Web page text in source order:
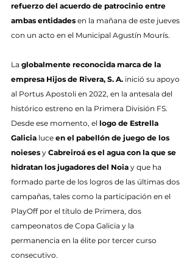
refuerzo del acuerdo de patrocinio entre
ambas entidades en la mañana de este jueves
con un acto en el Municipal Agustín Mourís.
La globalmente reconocida marca de la
empresa Hijos de Rivera, S. A. inició su apoyo
al Portus Apostoli en 2022, en la antesala del
histórico estreno en la Primera División FS.
Desde ese momento, el logo de Estrella
Galicia luce en el pabellón de juego de los
noieses y Cabreiroá es el agua con la que se
hidratan los jugadores del Noia y que ha
formado parte de los logros de las últimas dos
campañas, tales como la participación en el
PlayOff por el título de Primera, dos
campeonatos de Copa Galicia y la
permanencia en la élite por tercer curso
consecutivo.